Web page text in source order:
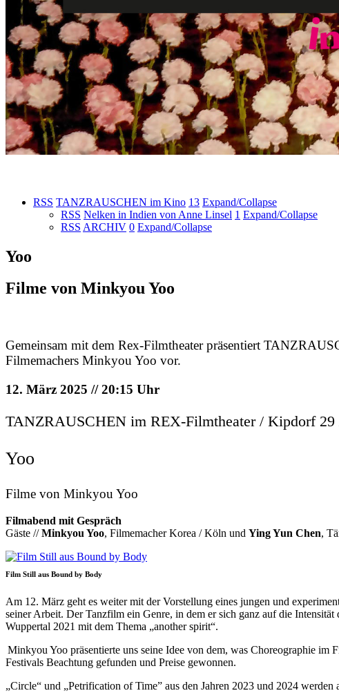
RSS TANZRAUSCHEN im Kino 13 Expand/Collapse
RSS Nelken in Indien von Anne Linsel 1 Expand/Collapse
RSS ARCHIV 0 Expand/Collapse
Yoo
Filme von Minkyou Yoo
Gemeinsam mit dem Rex-Filmtheater präsentiert
Filmemachers Minkyou Yoo vor.
12. März 2025 // 20:15 Uhr
TANZRAUSCHEN im REX-Filmtheater / Kipdorf 29
Yoo
Filme von Minkyou Yoo
Filmabend mit Gespräch
Gäste //Minkyou Yoo, Filmemacher Korea / Köln und Ying Yun Chen,
Film Still aus Bound by Body
Am 12. März geht es weiter mit der Vorstellung eines jungen und
seiner Arbeit. Der Tanzfilm ein Genre, in dem er sich ganz auf die
Wuppertal 2021 mit dem Thema „another spirit“.
Minkyou Yoo präsentierte uns seine Idee von dem, was Choreographie
Festivals Beachtung gefunden und Preise gewonnen.
„Circle“ und „Petrification of Time” aus den Jahren 2023 und 2024